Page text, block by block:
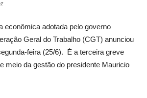
econômica adotada pelo governo
Geral do Trabalho (CGT) anunciou
-feira (25/6). É a terceira greve
meio da gestão do presidente Mauricio